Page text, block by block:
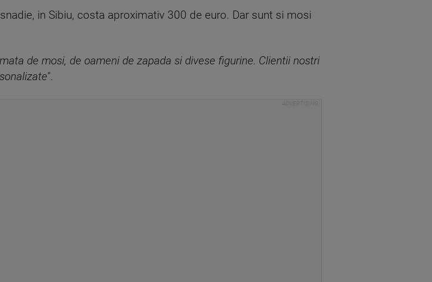
in Sibiu, costa aproximativ 300 de euro. Dar sunt si mosi
de mosi, de oameni de zapada si divese figurine. Clientii nostri
".